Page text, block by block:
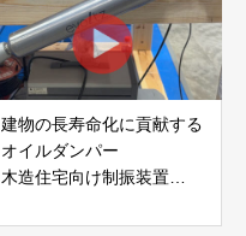
建物の長寿命化に貢献する
オイルダンパー
木造住宅向け制振装置
株式会社evoltz